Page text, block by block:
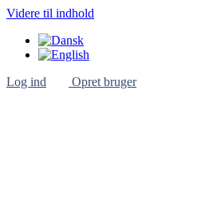
Videre til indhold
Log ind Opret bruger